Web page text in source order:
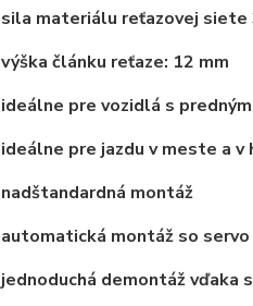
sila materiálu reťazovej siete
výška článku reťaze: 12 mm
ideálne pre vozidlá s
ideálne pre jazdu v meste a v
nadštandardná montáž
automatická montáž so
jednoduchá demontáž vďaka